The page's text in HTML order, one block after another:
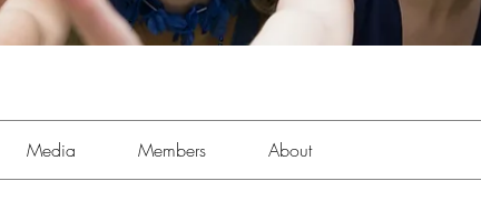
Media Members About